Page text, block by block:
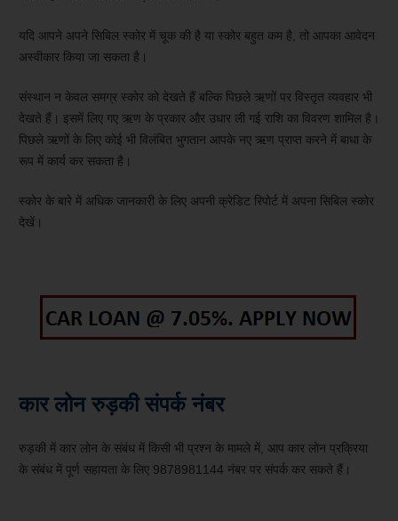
यदि आपने अपने सिबिल स्कोर में चूक की है या स्कोर बहुत कम है, तो आपका आवेदन
अस्वीकार किया जा सकता है।
संस्थान न केवल समग्र स्कोर को देखते हैं बल्कि पिछले ऋणों पर विस्तृत व्यवहार भी
देखते हैं। इसमें लिए गए ऋण के प्रकार और उधार ली गई राशि का विवरण शामिल है।
पिछले ऋणों के लिए कोई भी विलंबित भुगतान आपके नए ऋण प्राप्त करने में बाधा के
रूप में कार्य कर सकता है।
स्कोर के बारे में अधिक जानकारी के लिए अपनी क्रेडिट रिपोर्ट में अपना सिबिल स्कोर
देखें।
कार लोन रुड़की संपर्क नंबर
रुड़की में कार लोन के संबंध में किसी भी प्रश्न के मामले में, आप कार लोन प्रक्रिया
के संबंध में पूर्ण सहायता के लिए 9878981144 नंबर पर संपर्क कर सकते हैं।